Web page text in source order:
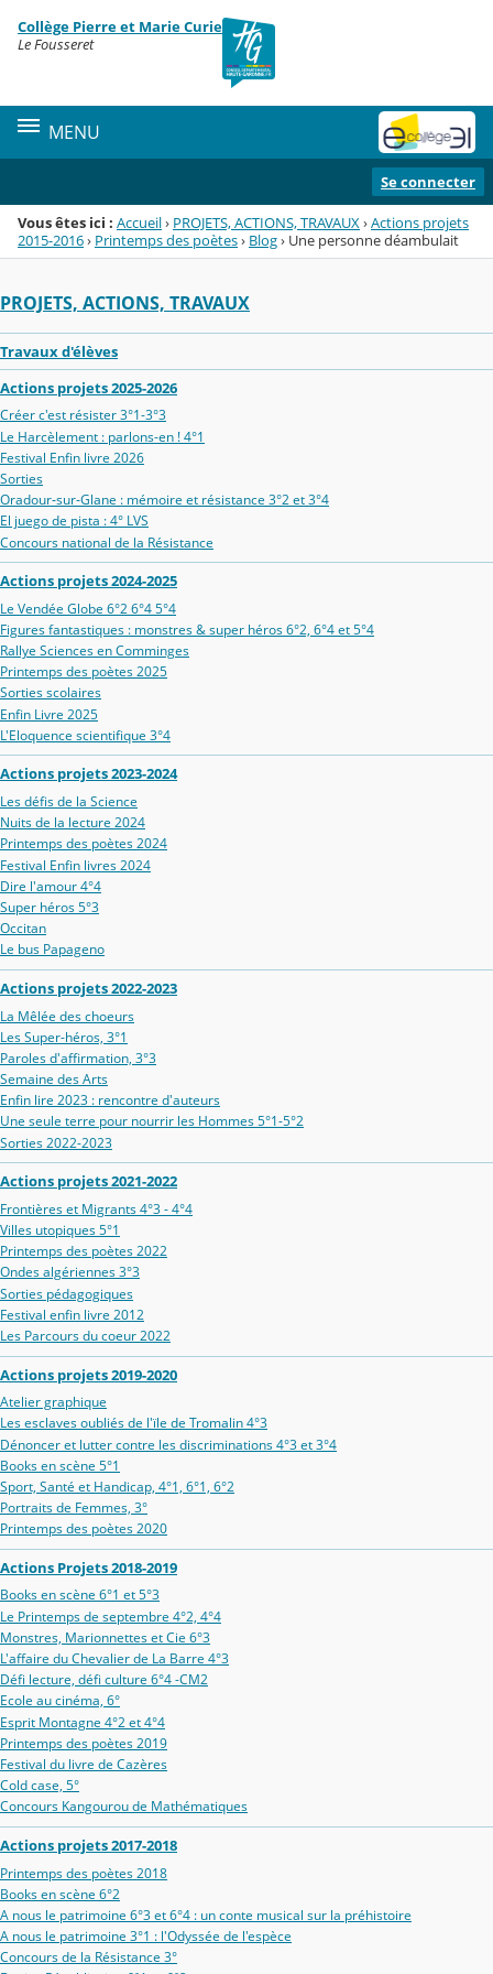
Menu de la rubrique
Contenu
Collège Pierre et Marie Curie
Le Fousseret
MENU
Se connecter
Vous êtes ici : Accueil› PROJETS, ACTIONS, TRAVAUX ›Actions projets
2015-2016› Printemps des poètes› Blog› Une personne déambulait
PROJETS, ACTIONS, TRAVAUX
Travaux d'élèves
Actions projets 2025-2026
Créer c'est résister 3°1-3°3
Le Harcèlement : parlons-en ! 4°1
Festival Enfin livre 2026
Sorties
Oradour‑sur‑Glane : mémoire et résistance 3°2 et 3°4
El juego de pista : 4° LVS
Concours national de la Résistance
Actions projets 2024-2025
Le Vendée Globe 6°2 6°4 5°4
Figures fantastiques : monstres & super héros 6°2, 6°4 et 5°4
Rallye Sciences en Comminges
Printemps des poètes 2025
Sorties scolaires
Enfin Livre 2025
L'Eloquence scientifique 3°4
Actions projets 2023-2024
Les défis de la Science
Nuits de la lecture 2024
Printemps des poètes 2024
Festival Enfin livres 2024
Dire l'amour 4°4
Super héros 5°3
Occitan
Le bus Papageno
Actions projets 2022-2023
La Mêlée des choeurs
Les Super-héros, 3°1
Paroles d'affirmation, 3°3
Semaine des Arts
Enfin lire 2023 : rencontre d'auteurs
Une seule terre pour nourrir les Hommes 5°1-5°2
Sorties 2022-2023
Actions projets 2021-2022
Frontières et Migrants 4°3 - 4°4
Villes utopiques 5°1
Printemps des poètes 2022
Ondes algériennes 3°3
Sorties pédagogiques
Festival enfin livre 2012
Les Parcours du coeur 2022
Actions projets 2019-2020
Atelier graphique
Les esclaves oubliés de l'ïle de Tromalin 4°3
Dénoncer et lutter contre les discriminations 4°3 et 3°4
Books en scène 5°1
Sport, Santé et Handicap, 4°1, 6°1, 6°2
Portraits de Femmes, 3°
Printemps des poètes 2020
Actions Projets 2018-2019
Books en scène 6°1 et 5°3
Le Printemps de septembre 4°2, 4°4
Monstres, Marionnettes et Cie 6°3
L'affaire du Chevalier de La Barre 4°3
Défi lecture, défi culture 6°4 -CM2
Ecole au cinéma, 6°
Esprit Montagne 4°2 et 4°4
Printemps des poètes 2019
Festival du livre de Cazères
Cold case, 5°
Concours Kangourou de Mathématiques
Actions projets 2017-2018
Printemps des poètes 2018
Books en scène 6°2
A nous le patrimoine 6°3 et 6°4 : un conte musical sur la préhistoire
A nous le patrimoine 3°1 : l'Odyssée de l'espèce
Concours de la Résistance 3°